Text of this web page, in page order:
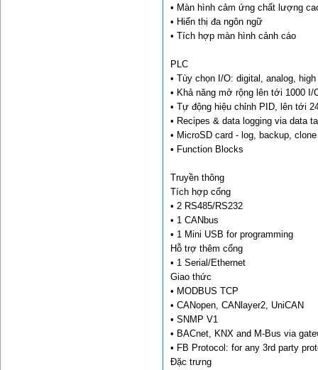
• Màn hình cảm ứng chất lượng
• Hiển thị đa ngôn ngữ
• Tích hợp màn hình cảnh cáo
PLC
• Tùy chọn I/O: digital, analog,
• Khả năng mở rộng lên tới 1000 I/
• Tự động hiệu chỉnh PID, lên tới
• Recipes & data logging via data
• MicroSD card - log, backup,
• Function Blocks
Truyền thông
Tích hợp cổng
• 2 RS485/RS232
• 1 CANbus
• 1 Mini USB for programming
Hỗ trợ thêm cổng
• 1 Serial/Ethernet
Giao thức
• MODBUS TCP
• CANopen, CANlayer2, UniCAN
• SNMP V1
• BACnet, KNX and M-Bus via
• FB Protocol: for any 3rd party
Đặc trưng